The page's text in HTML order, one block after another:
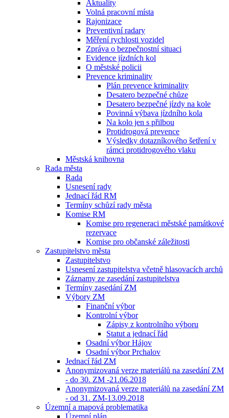
Aktuality
Volná pracovní místa
Rajonizace
Preventivní radary
Měření rychlosti vozidel
Zpráva o bezpečnostní situaci
Evidence jízdních kol
O městské policii
Prevence kriminality
Plán prevence kriminality
Desatero bezpečné chůze
Desatero bezpečné jízdy na kole
Povinná výbava jízdního kola
Na kolo jen s přilbou
Protidrogová prevence
Výsledky dotazníkového šetření v
rámci protidrogového vlaku
Městská knihovna
Rada města
Rada
Usnesení rady
Jednací řád RM
Termíny schůzí rady města
Komise RM
Komise pro regeneraci městské památkové
rezervace
Komise pro občanské záležitosti
Zastupitelstvo města
Zastupitelstvo
Usnesení zastupitelstva včetně hlasovacích archů
Záznamy ze zasedání zastupitelstva
Termíny zasedání ZM
Výbory ZM
Finanční výbor
Kontrolní výbor
Zápisy z kontrolního výboru
Statut a jednací řád
Osadní výbor Hájov
Osadní výbor Prchalov
Jednací řád ZM
Anonymizovaná verze materiálů na zasedání ZM
- do 30. ZM -21.06.2018
Anonymizovaná verze materiálů na zasedání ZM
- od 31. ZM-13.09.2018
Územní a mapová problematika
Územní plán